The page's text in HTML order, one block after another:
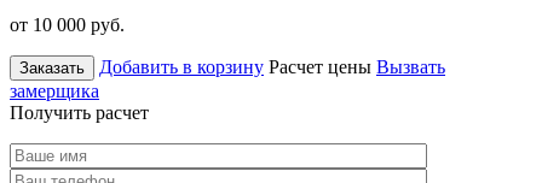
от 10 000 руб.
Заказать Добавить в корзину Расчет цены Вызвать
замерщика
Получить расчет